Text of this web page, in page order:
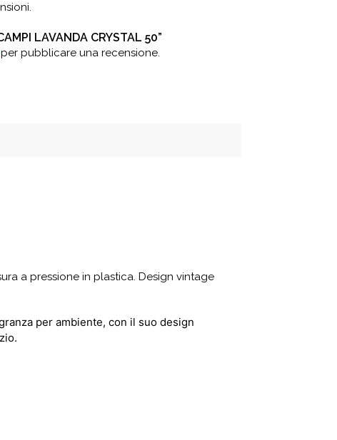
LAVANDA CRYSTAL 50”
per pubblicare una recensione.
a pressione in plastica. Design vintage
per ambiente, con il suo design